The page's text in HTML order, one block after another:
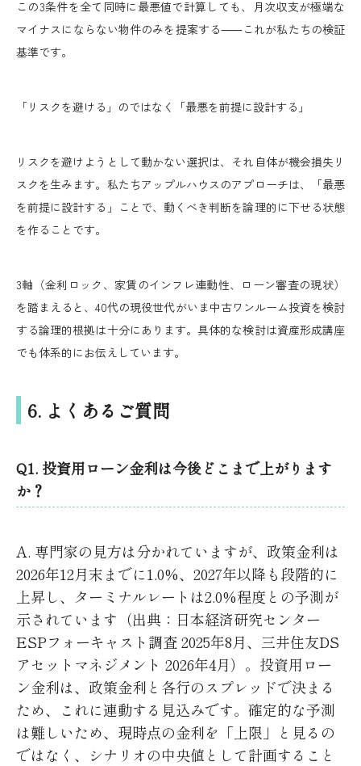
この3条件を全て同時に最悪値で計算しても、月次収支が極端な
マイナスにならない物件のみを提案する⸺これが私たちの検証
基準です。
「リスクを避ける」のではなく「最悪を前提に設計する」
リスクを避けようとして動かない選択は、それ自体が機会損失リ
スクを生みます。私たちアップルハウスのアプローチは、「最悪
を前提に設計する」ことで、動くべき判断を論理的に下せる状態
を作ることです。
3軸（金利ロック、家賃のインフレ連動性、ローン審査の現状）
を踏まえると、40代の現役世代がいま中古ワンルーム投資を検討
する論理的根拠は十分にあります。具体的な検討は資産形成講座
でも体系的にお伝えしています。
6. よくあるご質問
Q1. 投資用ローン金利は今後どこまで上がります
か？
A. 専門家の見方は分かれていますが、政策金利は
2026年12月末までに1.0%、2027年以降も段階的に
上昇し、ターミナルレートは2.0%程度との予測が
示されています（出典：日本経済研究センター
ESPフォーキャスト調査 2025年8月、三井住友DS
アセットマネジメント 2026年4月）。投資用ロー
ン金利は、政策金利と各行のスプレッドで決まる
ため、これに連動する見込みです。確定的な予測
は難しいため、現時点の金利を「上限」と見るの
ではなく、シナリオの中央値として計画すること